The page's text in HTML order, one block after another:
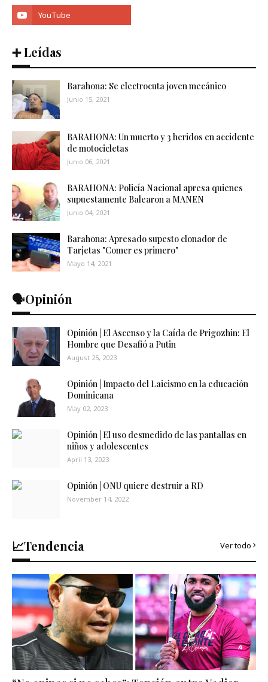
➕ Leídas
Barahona: Se electrocuta joven mecánico
Junio 15, 2021
BARAHONA: Un muerto y 3 heridos en accidente
de motocicletas
Junio 06, 2021
BARAHONA: Policía Nacional apresa quienes
supuestamente Balearon a MANEN
Junio 04, 2021
Barahona: Apresado supesto clonador de
Tarjetas "Comer es primero"
Mayo 14, 2021
🗣️Opinión
Opinión | El Ascenso y la Caída de Prigozhin: El
Hombre que Desafió a Putin
August 25, 2023
Opinión | Impacto del Laicismo en la educación
Dominicana
May 02, 2023
Opinión | El uso desmedido de las pantallas en
niños y adolescentes
April 13, 2023
Opinión | ONU quiere destruir a RD
November 14, 2022
📈Tendencia Ver todo